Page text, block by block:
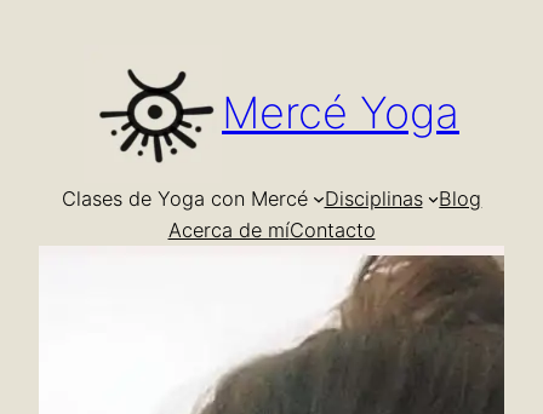
Mercé Yoga
Clases de Yoga con Mercé Disciplinas
Blog
Acerca de míContacto